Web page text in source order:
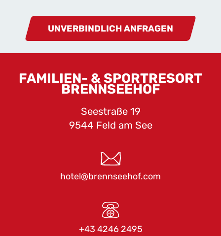
UNVERBINDLICH ANFRAGEN
FAMILIEN- & SPORTRESORT
BRENNSEEHOF
Seestraße 19
9544 Feld am See
hotel@brennseehof.com
+43 4246 2495